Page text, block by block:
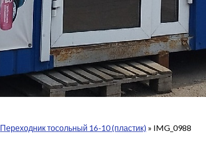
Переходник тосольный 16-10 (пластик)» IMG_0988